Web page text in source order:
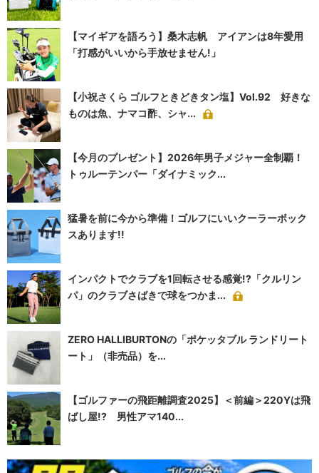
【マイギアを語ろう】桑木志帆 アイアンは8年愛用
「打感がいいから手放せません!」
【小祝さくら ゴルフときどきタン塩】Vol.92 好きな
ものは魚、ナマコ酢、シャ...
【今月のプレゼント】2026年男子メジャー全制覇！
トゥルーテンパー「ダイナミック...
猛暑を前に今から準備！ゴルフにいいクーラーボック
スあります!!
インパクトでクラブを1回転させる感覚!?「クルリン
パ」のクラブさばきで球をつかま...
ZERO HALLIBURTONの「ポケッタブル ランドリート
ート」（非売品）を...
【ゴルファーの飛距離調査2025】＜前編＞220Yは飛
ばし屋!? 男性アマ140...